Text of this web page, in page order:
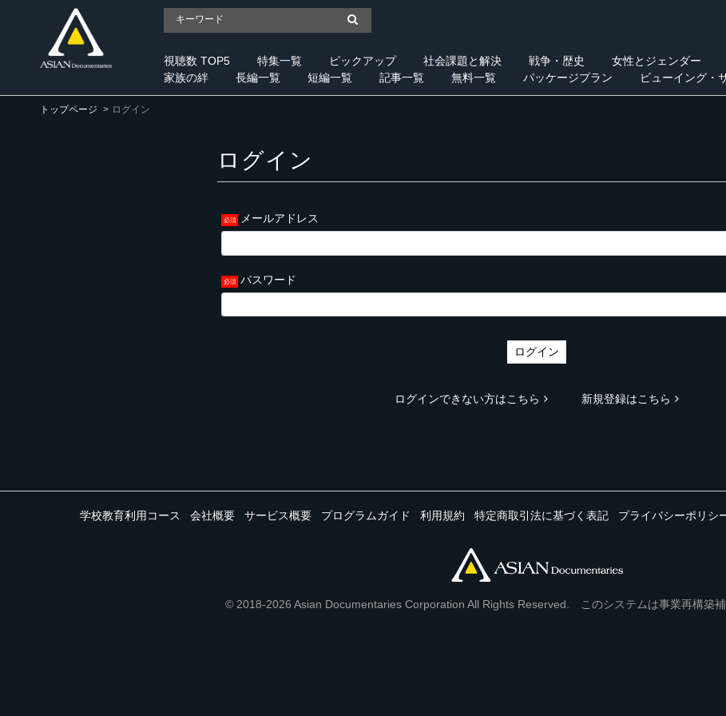
視聴数 TOP5 特集一覧 ピックアップ 社会課題と解決 戦争・歴史 女性とジェンダー
家族の絆
長編一覧 短編一覧 記事一覧 無料一覧 パッケージプラン ビューイング・
トップページ ログイン
ログイン
メールアドレス
パスワード
ログイン
ログインできない方はこちら 新規登録はこちら
学校教育利用コース 会社概要 サービス概要 プログラムガイド 利用規約 特定商取引法に基づく表記 プライバシーポリシ
© 2018-2026 Asian Documentaries Corporation All Rights Reserved. このシステムは事業再構築補